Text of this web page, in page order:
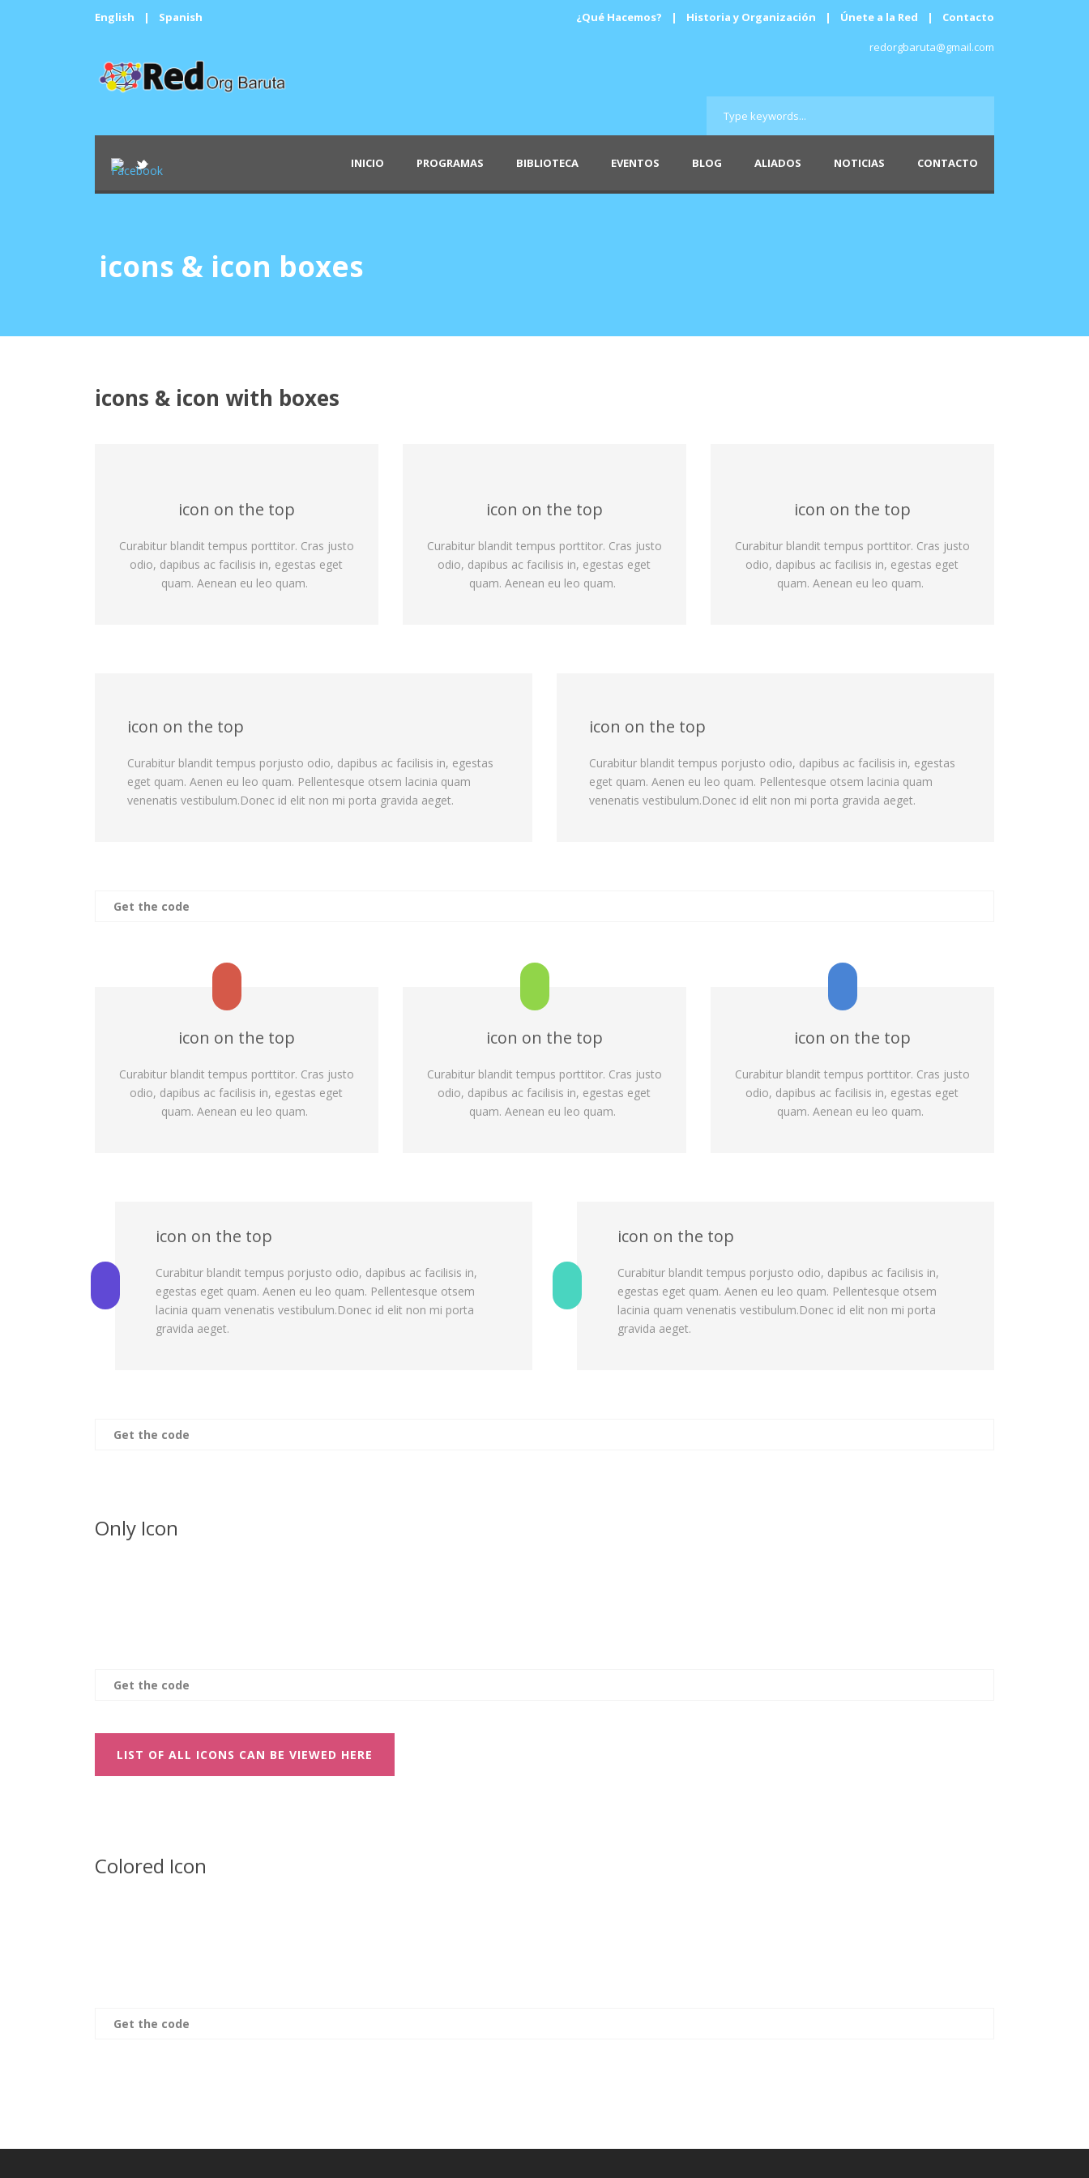
English | Spanish ¿Qué Hacemos? | Historia y Organización | Únete a la Red | Contacto
redorgbaruta@gmail.com
INICIO PROGRAMAS BIBLIOTECA EVENTOS BLOG ALIADOS NOTICIAS CONTACTO
icons & icon boxes
icons & icon with boxes
icon on the top
Curabitur blandit tempus porttitor. Cras justo
odio, dapibus ac facilisis in, egestas eget
quam. Aenean eu leo quam.
icon on the top
Curabitur blandit tempus porttitor. Cras justo
odio, dapibus ac facilisis in, egestas eget
quam. Aenean eu leo quam.
icon on the top
Curabitur blandit tempus porttitor. Cras justo
odio, dapibus ac facilisis in, egestas eget
quam. Aenean eu leo quam.
icon on the top
Curabitur blandit tempus porjusto odio, dapibus ac facilisis in, egestas
eget quam. Aenen eu leo quam. Pellentesque otsem lacinia quam
venenatis vestibulum.Donec id elit non mi porta gravida aeget.
icon on the top
Curabitur blandit tempus porjusto odio, dapibus ac facilisis in, egestas
eget quam. Aenen eu leo quam. Pellentesque otsem lacinia quam
venenatis vestibulum.Donec id elit non mi porta gravida aeget.
Get the code
icon on the top
Curabitur blandit tempus porttitor. Cras justo
odio, dapibus ac facilisis in, egestas eget
quam. Aenean eu leo quam.
icon on the top
Curabitur blandit tempus porttitor. Cras justo
odio, dapibus ac facilisis in, egestas eget
quam. Aenean eu leo quam.
icon on the top
Curabitur blandit tempus porttitor. Cras justo
odio, dapibus ac facilisis in, egestas eget
quam. Aenean eu leo quam.
icon on the top
Curabitur blandit tempus porjusto odio, dapibus ac facilisis in,
egestas eget quam. Aenen eu leo quam. Pellentesque otsem
lacinia quam venenatis vestibulum.Donec id elit non mi porta
gravida aeget.
icon on the top
Curabitur blandit tempus porjusto odio, dapibus ac facilisis in,
egestas eget quam. Aenen eu leo quam. Pellentesque otsem
lacinia quam venenatis vestibulum.Donec id elit non mi porta
gravida aeget.
Get the code
Only Icon
Get the code
LIST OF ALL ICONS CAN BE VIEWED HERE
Colored Icon
Get the code